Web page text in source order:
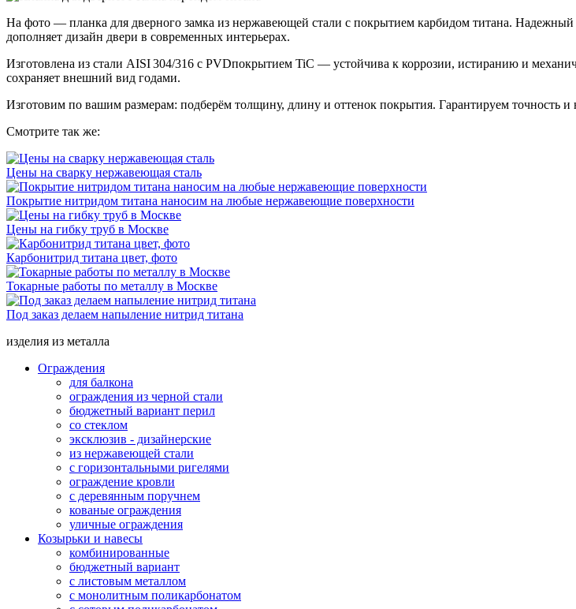
На фото — планка для дверного замка из нержавеющей стали с покрытием карбидом титана.
дополняет дизайн двери в современных интерьерах.
Изготовлена из стали AISI 304/316 с PVDпокрытием TiC — устойчива к коррозии, истиранию и
сохраняет внешний вид годами.
Изготовим по вашим размерам: подберём толщину, длину и оттенок покрытия. Гарантируем точность
Смотрите так же:
Цены на сварку нержавеющая сталь
Покрытие нитридом титана наносим на любые нержавеющие поверхности
Цены на гибку труб в Москве
Карбонитрид титана цвет, фото
Токарные работы по металлу в Москве
Под заказ делаем напыление нитрид титана
изделия из металла
Ограждения
для балкона
ограждения из черной стали
бюджетный вариант перил
со стеклом
эксклюзив - дизайнерские
из нержавеющей стали
с горизонтальными ригелями
ограждение кровли
с деревянным поручнем
кованые ограждения
уличные ограждения
Козырьки и навесы
комбинированные
бюджетный вариант
с листовым металлом
с монолитным поликарбонатом